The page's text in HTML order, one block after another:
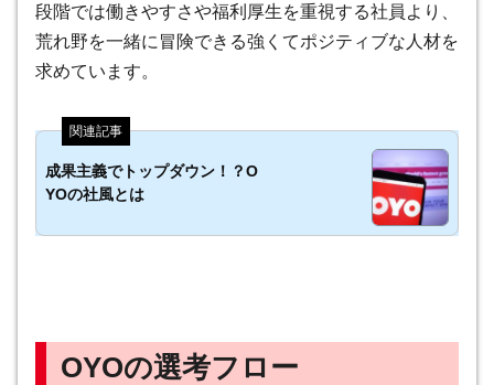
段階では働きやすさや福利厚生を重視する社員より、
荒れ野を一緒に冒険できる強くてポジティブな人材を
求めています。
成果主義でトップダウン！？O
YOの社風とは
OYOの選考フロー